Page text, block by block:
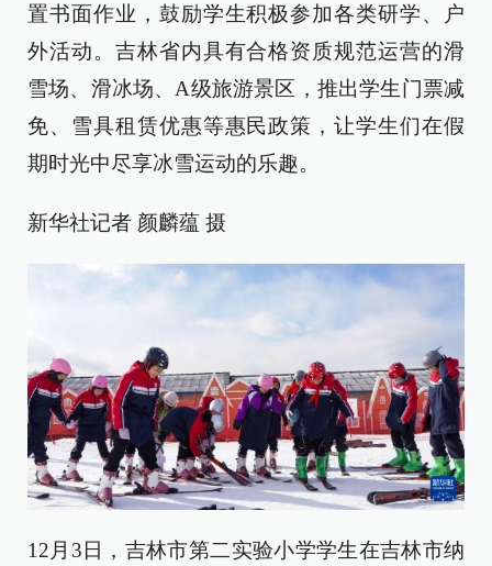
置书面作业，鼓励学生积极参加各类研学、户
外活动。吉林省内具有合格资质规范运营的滑
雪场、滑冰场、A级旅游景区，推出学生门票减
免、雪具租赁优惠等惠民政策，让学生们在假
期时光中尽享冰雪运动的乐趣。
新华社记者 颜麟蕴 摄
12月3日，吉林市第二实验小学学生在吉林市纳